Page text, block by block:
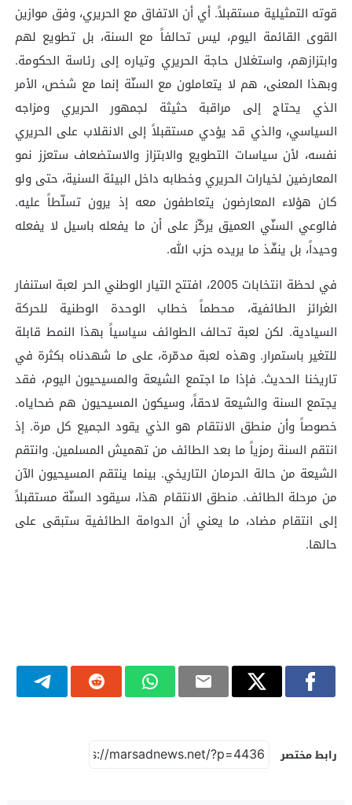
قوته التمثيلية مستقبلاً. أي أن الاتفاق مع الحريري، وفق موازين
القوى القائمة اليوم، ليس تحالفاً مع السنة، بل تطويع لهم
وابتزازهم، واستغلال حاجة الحريري وتياره إلى رئاسة الحكومة.
وبهذا المعنى، هم لا يتعاملون مع السنّة إنما مع شخص، الأمر
الذي يحتاج إلى مراقبة حثيثة لجمهور الحريري ومزاجه
السياسي، والذي قد يؤدي مستقبلاً إلى الانقلاب على الحريري
نفسه، لأن سياسات التطويع والابتزاز والاستضعاف ستعزز نمو
المعارضين لخيارات الحريري وخطابه داخل البيئة السنية، حتى ولو
كان هؤلاء المعارضون يتعاطفون معه إذ يرون تسلّطاً عليه.
فالوعي السنّي العميق يركّز على أن ما يفعله باسيل لا يفعله
وحيداً، بل ينفّذ ما يريده حزب الله.
في لحظة انتخابات 2005، افتتح التيار الوطني الحر لعبة استنفار
الغرائز الطائفية، محطماً خطاب الوحدة الوطنية للحركة
السيادية. لكن لعبة تحالف الطوائف سياسياً بهذا النمط قابلة
للتغير باستمرار. وهذه لعبة مدمّرة، على ما شهدناه بكثرة في
تاريخنا الحديث. فإذا ما اجتمع الشيعة والمسيحيون اليوم، فقد
يجتمع السنة والشيعة لاحقاً، وسيكون المسيحيون هم ضحاياه.
خصوصاً وأن منطق الانتقام هو الذي يقود الجميع كل مرة. إذ
انتقم السنة رمزياً ما بعد الطائف من تهميش المسلمين. وانتقم
الشيعة من حالة الحرمان التاريخي. بينما ينتقم المسيحيون الآن
من مرحلة الطائف. منطق الانتقام هذا، سيقود السنّة مستقبلاً
إلى انتقام مضاد، ما يعني أن الدوامة الطائفية ستبقى على
حالها.
رابط مختصر